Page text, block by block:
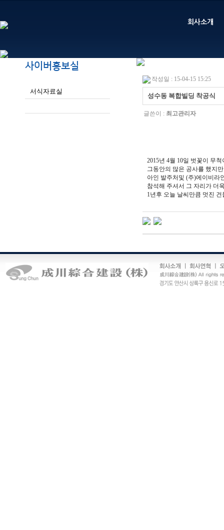
회사소개
사이버홍보실
서식자료실
작성일 : 15-04-15 15:25
성수동 복합빌딩 착공식
글쓴이 : 최고관리자
2015년 4월 10일 벗꽃이 무
그동안의 많은 공사를 했지
아인 발주처및 (주)에이비라
참석해 주셔서 그 자리가 더
1년후 오늘 날씨만큼 멋진